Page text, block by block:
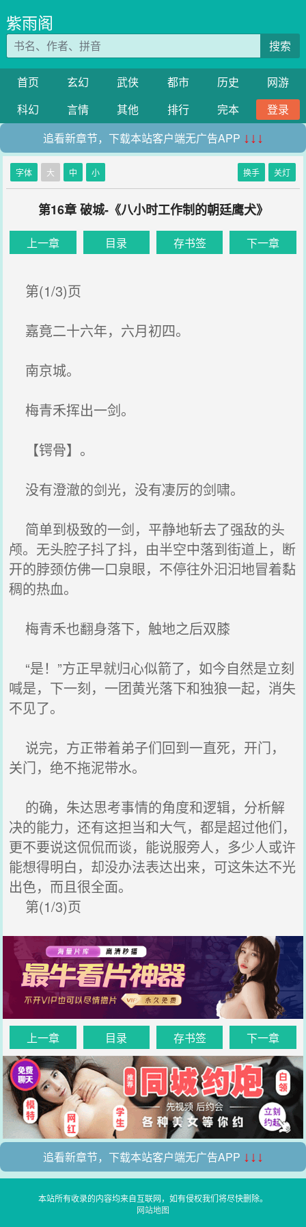
紫雨阁
搜索
首页 玄幻 武侠 都市 历史
网游
科幻
言情 其他 排行 完本
登录
追看新章节，下载本站客户端无广告APP ↓↓↓
字体 大 中 小 换手 关灯
第16章 破城-《八小时工作制的朝廷鹰犬》
上一章 目录 存书签 下一章
第(1/3)页
嘉竟二十六年，六月初四。
南京城。
梅青禾挥出一剑。
【锷骨】。
没有澄澈的剑光，没有凄厉的剑啸。
简单到极致的一剑，平静地斩去了强敌的头
颅。无头腔子抖了抖，由半空中落到街道上，断
开的脖颈仿佛一口泉眼，不停往外汩汩地冒着黏
稠的热血。
梅青禾也翻身落下，触地之后双膝
“是！”方正早就归心似箭了，如今自然是立刻
喊是，下一刻，一团黄光落下和独狼一起，消失
不见了。
说完，方正带着弟子们回到一直死，开门，
关门，绝不拖泥带水。
的确，朱达思考事情的角度和逻辑，分析解
决的能力，还有这担当和大气，都是超过他们，
更不要说这侃侃而谈，能说服旁人，多少人或许
能想得明白，却没办法表达出来，可这朱达不光
出色，而且很全面。
第(1/3)页
上一章 目录 存书签 下一章
追看新章节，下载本站客户端无广告APP ↓↓↓
本站所有收录的内容均来自互联网，如有侵权我们将尽快删除。
网站地图